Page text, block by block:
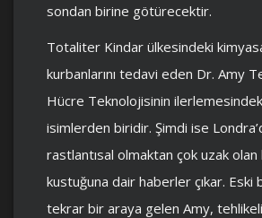
sondan birine götürecektir.
Totaliter Kindar ülkesindeki
kurbanlarını tedavi eden Dr. Amy
Hücre Teknolojisinin
isimlerden biridir. Şimdi ise
rastlantısal olmaktan çok uzak olan
kustuğuna dair haberler çıkar. Eski
tekrar bir araya gelen Amy,